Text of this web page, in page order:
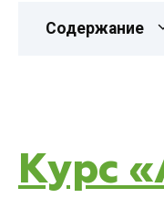
Содержание
Курс